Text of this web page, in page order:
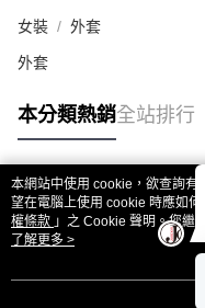
女裝 外套
外套
本分類熱銷全站排行
熱門標籤
本網站中使用 cookie，欲查詢有
望在電腦上使用 cookie 時應如
權條款 」之 Cookie 聲明。您繼
用條款之 Cookie 聲明使用
了解更多 >